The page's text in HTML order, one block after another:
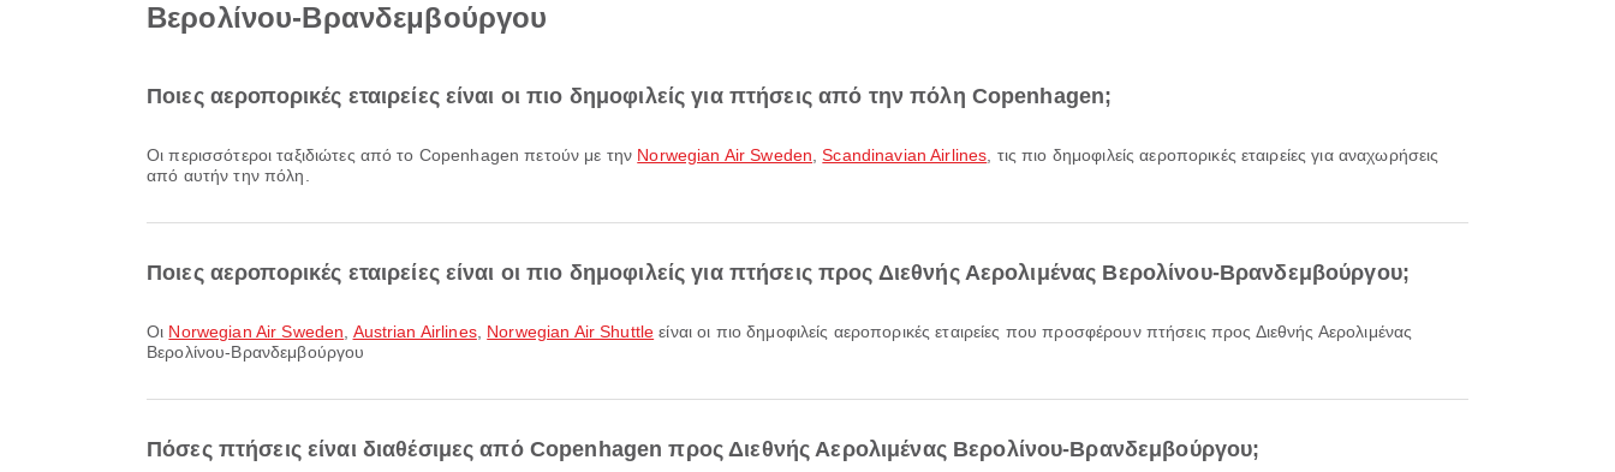
Βερολίνου-Βρανδεμβούργου
Ποιες αεροπορικές εταιρείες είναι οι πιο δημοφιλείς για πτήσεις από την πόλη Copenhagen;
Οι περισσότεροι ταξιδιώτες από το Copenhagen πετούν με την Norwegian Air Sweden ,Scandinavian Airlines , τις πιο δημοφιλείς αεροπορικές εταιρείες για αναχωρήσεις
από αυτήν την πόλη.
Ποιες αεροπορικές εταιρείες είναι οι πιο δημοφιλείς για πτήσεις προς Διεθνής Αερολιμένας Βερολίνου-Βρανδεμβούργου;
Οι Norwegian Air Sweden Austrian Airlines, Norwegian Air Shuttle είναι οι πιο δημοφιλείς αεροπορικές εταιρείες που προσφέρουν πτήσεις προς Διεθνής Αερολιμένας
Βερολίνου-Βρανδεμβούργου
Πόσες πτήσεις είναι διαθέσιμες από Copenhagen προς Διεθνής Αερολιμένας Βερολίνου-Βρανδεμβούργου;